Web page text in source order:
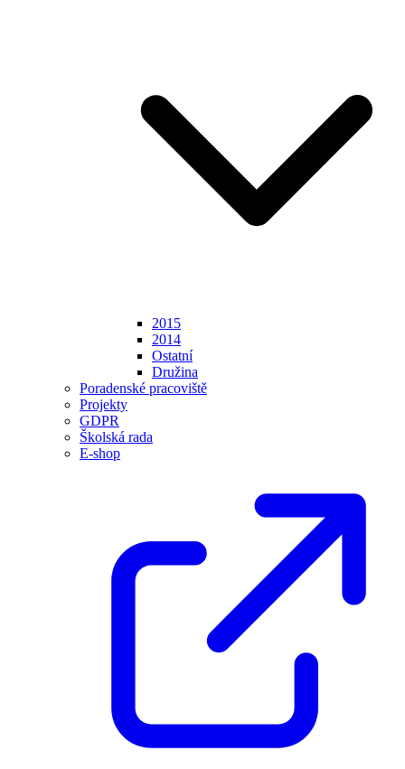
2015
2014
Ostatní
Družina
Poradenské pracoviště
Projekty
GDPR
Školská rada
E-shop